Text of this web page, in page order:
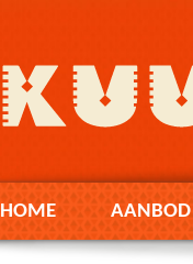
HOME AANBOD